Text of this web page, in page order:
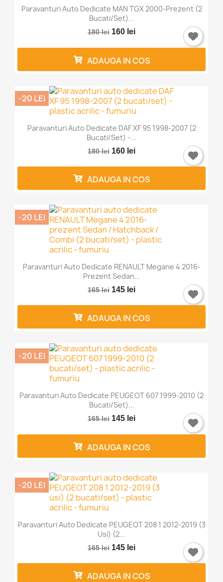
Paravanturi Auto Dedicate MAN TGX 2000-Prezent (2
Bucati/set)...
180 lei 160 lei
ADAUGA IN COS
Paravanturi Auto Dedicate DAF XF 95 1998-2007 (2
Bucati/set) -...
180 lei 160 lei
-20 LEI
ADAUGA IN COS
Paravanturi Auto Dedicate RENAULT Megane 4 2016-
Prezent Sedan...
165 lei 145 lei
-20 LEI
ADAUGA IN COS
Paravanturi Auto Dedicate PEUGEOT 607 1999-2010 (2
Bucati/set)...
165 lei 145 lei
-20 LEI
ADAUGA IN COS
Paravanturi Auto Dedicate PEUGEOT 208 1 2012-2019 (3
Usi) (2...
165 lei 145 lei
-20 LEI
ADAUGA IN COS
Trebuie sa fi logat in contul de client pentru a salva
Anuleaza Intra in cont